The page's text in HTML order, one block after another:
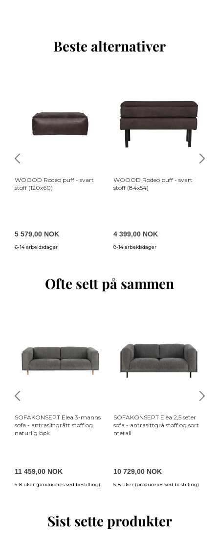
Beste alternativer
WOOOD Rodeo puff - svart
stoff (120x60)
5 579,00 NOK
6-14 arbeidsdager
WOOOD Rodeo puff - svart
stoff (84x54)
4 399,00 NOK
8-14 arbeidsdager
Ofte sett på sammen
SOFAKONSEPT Elea 3-manns
sofa - antrasittgrått stoff og
naturlig bøk
11 459,00 NOK
5-8 uker (produceres ved bestilling)
SOFAKONSEPT Elea 2,5 seter
sofa - antrasittgrå stoff og sort
metall
10 729,00 NOK
5-8 uker (produceres ved bestilling)
Sist sette produkter